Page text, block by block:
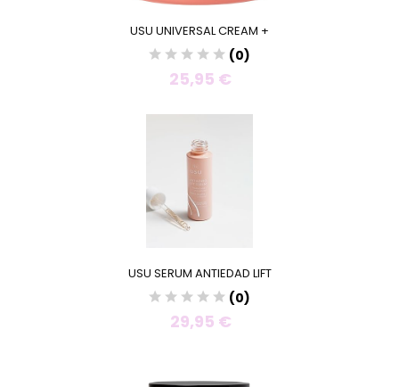
USU UNIVERSAL CREAM +
(0)
25,95 €
USU SERUM ANTIEDAD LIFT
(0)
29,95 €